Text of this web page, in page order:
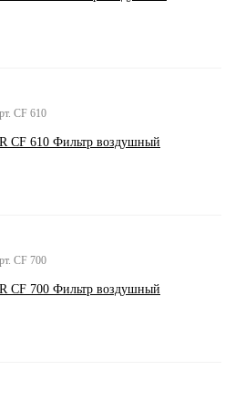
CF 610
CF 610 Фильтр воздушный
CF 700
CF 700 Фильтр воздушный